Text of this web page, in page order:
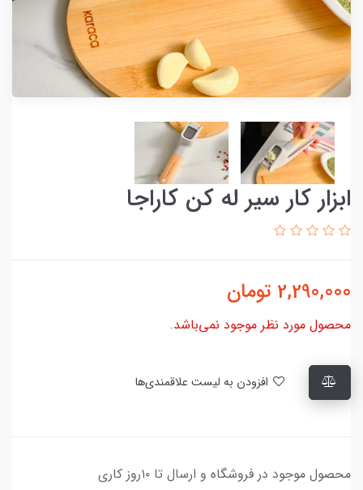
ابزار کار سیر له کن کاراجا
2,290,000 تومان
محصول مورد نظر موجود نمی‌باشد.
محصول موجود در فروشگاه و ارسال تا ۱۰روز کاری